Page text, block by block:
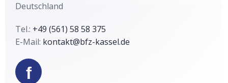
Deutschland
Tel.: +49 (561) 58 58 375
E-Mail: kontakt@bfz-kassel.de
f